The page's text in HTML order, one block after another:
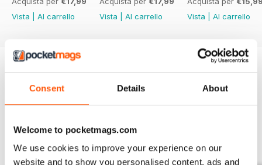
Consent Details About
Welcome to pocketmags.com
We use cookies to improve your experience on our
website and to show you personalised content, ads and
Vista
Al carrello
Vista
Al carrello
Vista
Al carrello
Provate uncampione gratuitodi Modellers
Reference Library
SPECIAL EDITIONS Visualizza tutti